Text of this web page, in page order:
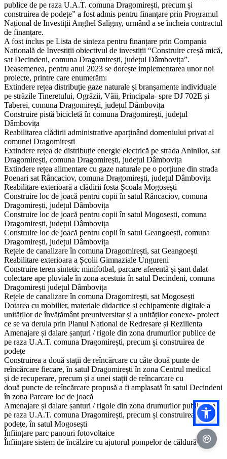
publice de pe raza U.A.T. comuna Dragomirești, precum și
construirea de podețe” a fost admis pentru finanțare prin Programul
Național de Investiții Anghel Saligny, urmând a se încheia contractul
de finanțare.
A fost inclus pe Lista de sinteza pentru finanțare prin Compania
Națională de Investiții obiectivul de investiții “Construire creșă mică,
sat Decindeni, comuna Dragomirești, județul Dâmbovița”.
Deasemenea, pentru anul 2023 se dorește implementarea unor noi
proiecte, printre care enumerăm:
Extindere rețea distribuție gaze naturale și branșamente individuale
pe străzile Tineretului, Ogrăzii, Văii, Principala- spre DJ 702E și
Taberei, comuna Dragomirești, județul Dâmbovița
Construire pistă bicicletă în comuna Dragomirești, județul
Dâmbovița
Reabilitarea clădirii administrative aparținând domeniului privat al
comunei Dragomirești
Extindere rețea de distribuție energie electrică pe strada Aninilor, sat
Dragomirești, comuna Dragomirești, județul Dâmbovița
Extindere rețea alimentare cu gaze naturale pe o porțiune din strada
Poenari sat Râncaciov, comuna Dragomirești, județul Dâmbovița
Reabilitare exterioară a clădirii fosta Școala Mogosești
Construire loc de joacă pentru copii în satul Râncaciov, comuna
Dragomirești, județul Dâmbovița
Construire loc de joacă pentru copii în satul Mogosești, comuna
Dragomirești, județul Dâmbovița
Construire loc de joacă pentru copii în satul Geangoești, comuna
Dragomirești, județul Dâmbovița
Rețele de canalizare în comuna Dragomirești, sat Geangoești
​Reabilitare exterioara a Școlii Gimnaziale Ungureni
Construire teren sintetic minifotbal, parcare aferentă și șant dalat
colectare ape pluviale în zona acestuia în satul Decindeni, comuna
Dragomirești județul Dâmbovița
Rețele de canalizare în comuna Dragomirești, sat Mogosești
Dotarea cu mobilier, materiale didactice și echipamente digitale a
unităților de învățământ preuniversitar și a unităților conexe- proiect
ce se va derula prin Planul National de Redresare și Rezilienta
Amenajare și dalare șanțuri / rigole din zona drumurilor publice de
pe raza U.A.T. comuna Dragomirești, precum și construirea de
podețe
Construirea a două stații de reîncărcare cu câte două punte de
reîncărcare fiecare, în satul Dragomirești în zona Centrul medical
și de recuperare, precum și a unei stații de reîncarcare cu
două puncte de reîncărcare propusă a fi amplasată în satul Decindeni
în zona Parcare loc de joacă
Amenajare și dalare șanturi / rigole din zona drumurilor publice de
pe raza U.A.T. comuna Dragomirești, precum și construirea de
podețe, în satul Mogosești
Înființare parc panouri fotovoltaice
Înființare sistem de încălzire cu ajutorul pompelor de căldură